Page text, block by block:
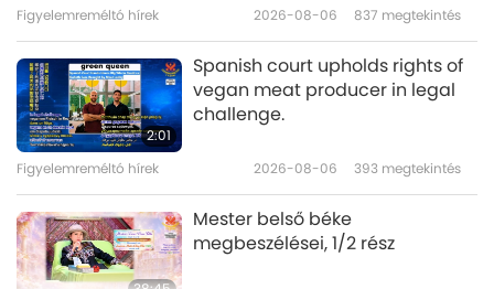
14:50
táján
17:59
Children of the Forest: Central
Africa’s Baka and Mbuti Peoples
táján
Initiation
Figyelemreméltó hírek 2026-08-06 837 megtekintés
2:01
Spanish court upholds rights of
vegan meat producer in legal
challenge.
Figyelemreméltó hírek 2026-08-06 393 megtekintés
Mester belső béke
megbeszélései, 1/2 rész